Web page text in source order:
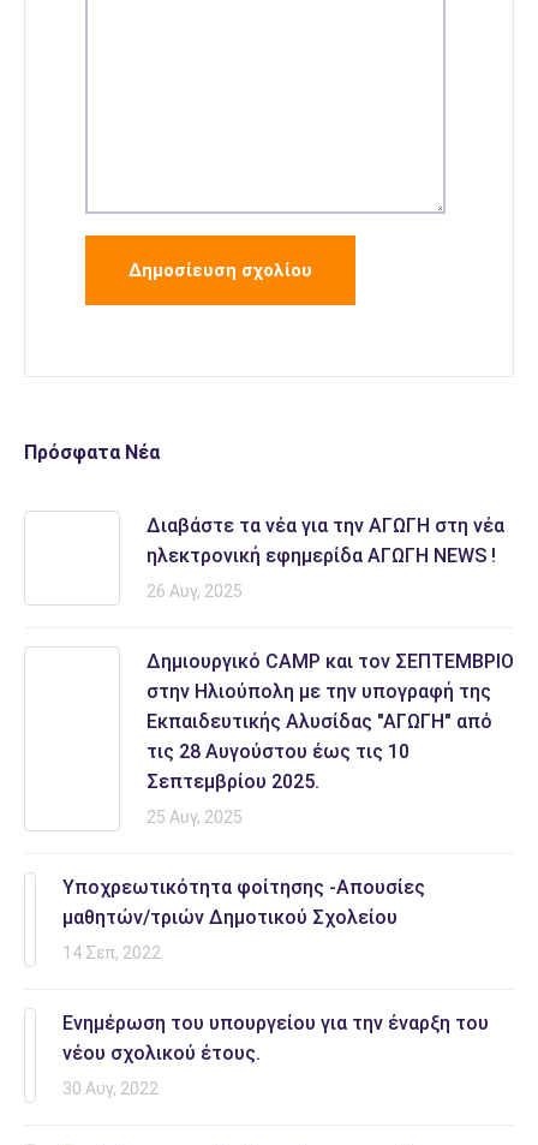
Πρόσφατα Νέα
Διαβάστε τα νέα για την ΑΓΩΓΗ στη νέα
ηλεκτρονική εφημερίδα AΓΩΓΗ NEWS !
26 Αυγ, 2025
Δημιουργικό CAMP και τον ΣΕΠΤΕΜΒΡΙΟ
στην Ηλιούπολη με την υπογραφή της
Εκπαιδευτικής Αλυσίδας "ΑΓΩΓΗ" από
τις 28 Αυγούστου έως τις 10
Σεπτεμβρίου 2025.
25 Αυγ, 2025
Υποχρεωτικότητα φοίτησης -Απουσίες
μαθητών/τριών Δημοτικού Σχολείου
14 Σεπ, 2022
Ενημέρωση του υπουργείου για την έναρξη του
νέου σχολικού έτους.
30 Αυγ, 2022